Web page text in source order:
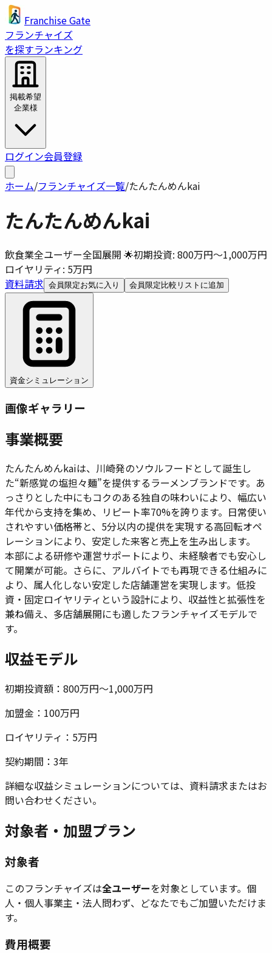
Franchise Gate
フランチャイズ
を探すランキング
掲載希望
企業様
ログイン会員登録
ホーム/フランチャイズ一覧/たんたんめんkai
たんたんめんkai
飲食業全ユーザー全国展開 🌟初期投資: 800万円〜1,000万円
ロイヤリティ: 5万円
資料請求 会員限定お気に入り 会員限定 比較リストに追加
資金シミュレーション
画像ギャラリー
事業概要
たんたんめんkaiは、川崎発のソウルフードとして誕生し
た“新感覚の塩担々麺”を提供するラーメンブランドです。あ
っさりとした中にもコクのある独自の味わいにより、幅広い
年代から支持を集め、リピート率70%を誇ります。日常使い
されやすい価格帯と、5分以内の提供を実現する高回転オペ
レーションにより、安定した来客と売上を生み出します。
本部による研修や運営サポートにより、未経験者でも安心し
て開業が可能。さらに、アルバイトでも再現できる仕組みに
より、属人化しない安定した店舗運営を実現します。低投
資・固定ロイヤリティという設計により、収益性と拡張性を
兼ね備え、多店舗展開にも適したフランチャイズモデルで
す。
収益モデル
初期投資額： 800万円〜1,000万円
加盟金： 100万円
ロイヤリティ： 5万円
契約期間： 3年
詳細な収益シミュレーションについては、資料請求またはお
問い合わせください。
対象者・加盟プラン
対象者
このフランチャイズは全ユーザーを対象としています。 個
人・個人事業主・法人問わず、どなたでもご加盟いただけま
す。
費用概要